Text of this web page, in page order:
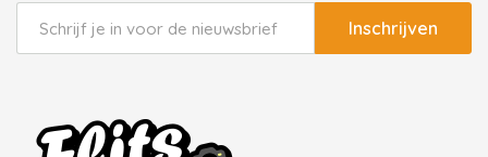
Inschrijven